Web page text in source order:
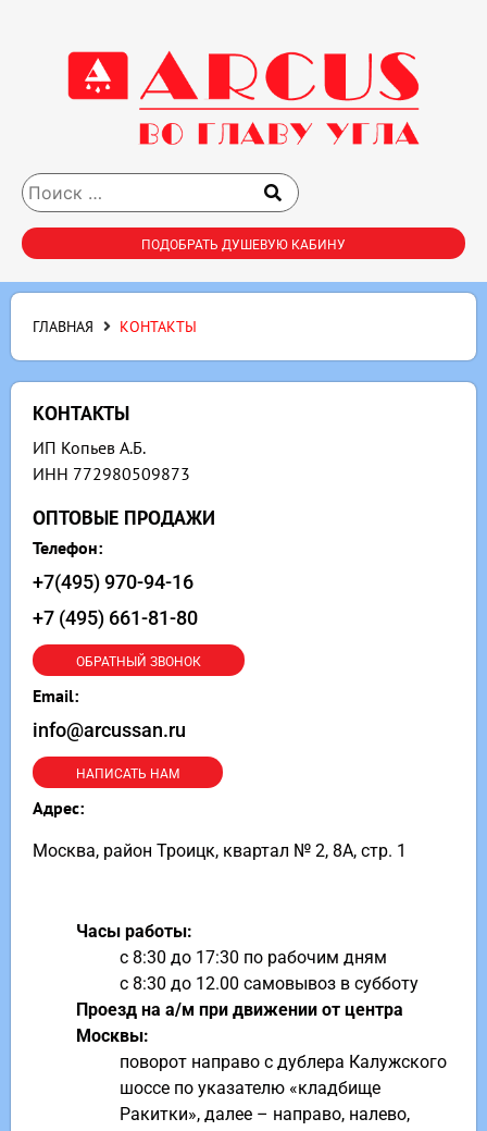
ПОДОБРАТЬ ДУШЕВУЮ КАБИНУ
ГЛАВНАЯ КОНТАКТЫ
КОНТАКТЫ
ИП Копьев А.Б.
ИНН 772980509873
ОПТОВЫЕ ПРОДАЖИ
Телефон:
+7(495) 970-94-16
+7 (495) 661-81-80
ОБРАТНЫЙ ЗВОНОК
Email:
info@arcussan.ru
НАПИСАТЬ НАМ
Адрес:
Москва, район Троицк, квартал № 2, 8А, стр. 1
Часы работы:
с 8:30 до 17:30 по рабочим дням
с 8:30 до 12.00 самовывоз в субботу
Проезд на а/м при движении от центра
Москвы:
поворот направо с дублера Калужского
шоссе по указателю «кладбище
Ракитки», далее – направо, налево,